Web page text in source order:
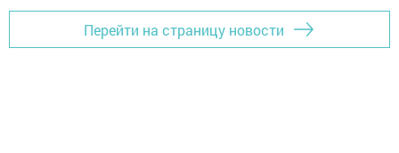
Перейти на страницу новости